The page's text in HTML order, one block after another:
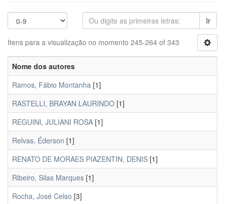
Ir
Itens para a visualização no momento 245-264 of 343
Nome dos autores
Ramos, Fábio Montanha [1]
RASTELLI, BRAYAN LAURINDO [1]
REGUINI, JULIANI ROSA [1]
Relvas, Éderson [1]
RENATO DE MORAES PIAZENTIN, DENIS [1]
Ribeiro, Silas Marques [1]
Rocha, José Celso [3]